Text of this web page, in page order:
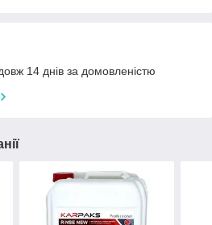
14 днів за домовленістю